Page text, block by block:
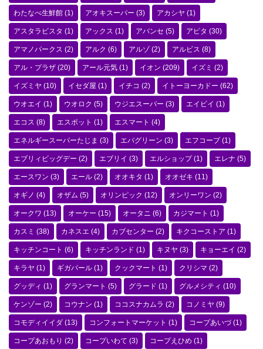
わたなべ生鮮館 (1) アオキスーパー (3) アカシヤ (1)
アスタラビスタ (1) アックス (1) アバンセ (5) アピタ (30)
アマノパークス (2) アルク (6) アルゾ(2) アルビス (8)
アル・プラザ (20) アール元気 (1) イオン (209) イズミ (2)
イズミヤ (10) イセダ屋 (1) イチコ (2) イトーヨーカドー (62)
ウオエイ (1) ウオロク (5) ウジエスーパー (3) エイビイ (1)
エコス (8) エスポット (1) エスマート (4)
エネルギースーパーたじま (3) エバグリーン (3) エフコープ(1)
エブリィビッグデー (2) エブリイ (3) エルショップ(1) エレナ (5)
エースワン (3) エール (2) オオキタ (1) オオゼキ (11)
オギノ (4) オザム (5) オリンピック (12) オンリーワン (2)
オークワ (13) オーケー (15) オータニ (6) カジマート (1)
カスミ (38) カネスエ (4) カブセンター (2) キクコーストア (1)
キッチンコート (6) キッチンランド (1) キヌヤ (3) キョーエイ (2)
キラヤ (1) ギガパール (1) クックマート (1) クリシマ (2)
グッディ (1) グランマート (5) グラード (1) グルメシティ (10)
ケンゾー (2) コウナン (1) ココスナカムラ (2) コノミヤ (9)
コモディイイダ (13) コンフォートマーケット (1) コープあいづ(1)
コープあおもり (2) コープいわて (3) コープえひめ (1)